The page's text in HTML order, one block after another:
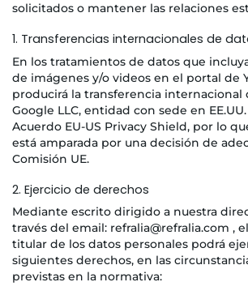
solicitados o mantener las relaciones
1. Transferencias internacionales de
En los tratamientos de datos que
de imágenes y/o videos en el portal de
producirá la transferencia internacional
Google LLC, entidad con sede en
Acuerdo EU-US Privacy Shield, por lo
está amparada por una decisión de
Comisión UE.
2. Ejercicio de derechos
Mediante escrito dirigido a nuestra
través del email: refralia@refralia.com ,
titular de los datos personales podrá
siguientes derechos, en las
previstas en la normativa: